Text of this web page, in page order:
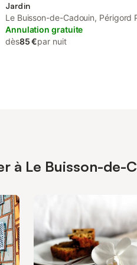
Jardin
Le Buisson-de-Cadouin, Périgord
Annulation gratuite
dès85 €par nuit
à Le Buisson-de-